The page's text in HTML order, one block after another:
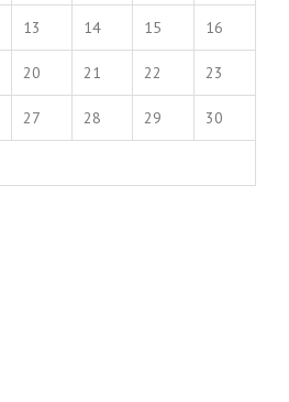
13 14 15 16
20 21 22 23
27 28 29 30